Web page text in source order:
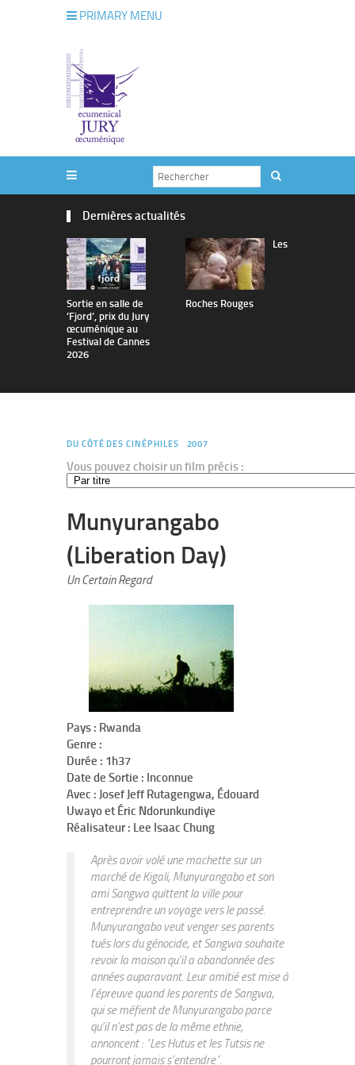
PRIMARY MENU
Dernières actualités
Sortie en salle de
’Fjord’, prix du Jury
œcuménique au
Festival de Cannes
2026
Les
Roches Rouges
DU CÔTÉ DES CINÉPHILES 2007
Vous pouvez choisir un film précis :
Munyurangabo
(Liberation Day)
Un Certain Regard
Pays : Rwanda
Genre :
Durée : 1h37
Date de Sortie : Inconnue
Avec : Josef Jeff Rutagengwa, Édouard
Uwayo et Éric Ndorunkundiye
Réalisateur : Lee Isaac Chung
Après avoir volé une machette sur un
marché de Kigali, Munyurangabo et son
ami Sangwa quittent la ville pour
entreprendre un voyage vers le passé.
Munyurangabo veut venger ses parents
tués lors du génocide, et Sangwa souhaite
revoir la maison qu’il a abandonnée des
années auparavant. Leur amitié est mise à
l’épreuve quand les parents de Sangwa,
qui se méfient de Munyurangabo parce
qu’il n’est pas de la même ethnie,
annoncent : "Les Hutus et les Tutsis ne
pourront jamais s’entendre".